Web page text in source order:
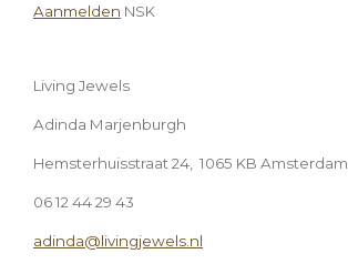
Aanmelden NSK
Living Jewels
Adinda Marjenburgh
Hemsterhuisstraat 24, 1065 KB Amsterdam
06 12 44 29 43
adinda@livingjewels.nl